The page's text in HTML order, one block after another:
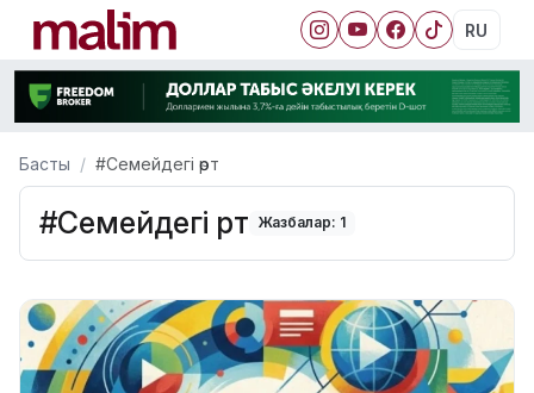
RU
Басты #Семейдегі өрт
#Семейдегі өрт Жазбалар: 1